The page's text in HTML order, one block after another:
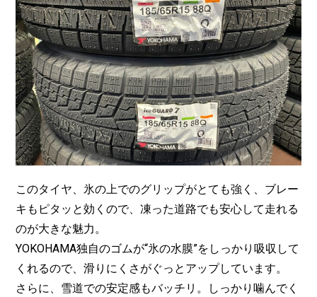
このタイヤ、氷の上でのグリップがとても強く、ブレー
キもピタッと効くので、凍った道路でも安心して走れる
のが大きな魅力。
YOKOHAMA独自のゴムが“氷の水膜”をしっかり吸収して
くれるので、滑りにくさがぐっとアップしています。
さらに、雪道での安定感もバッチリ。しっかり噛んでく